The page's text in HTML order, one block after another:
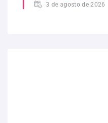
3 de agosto de 2026